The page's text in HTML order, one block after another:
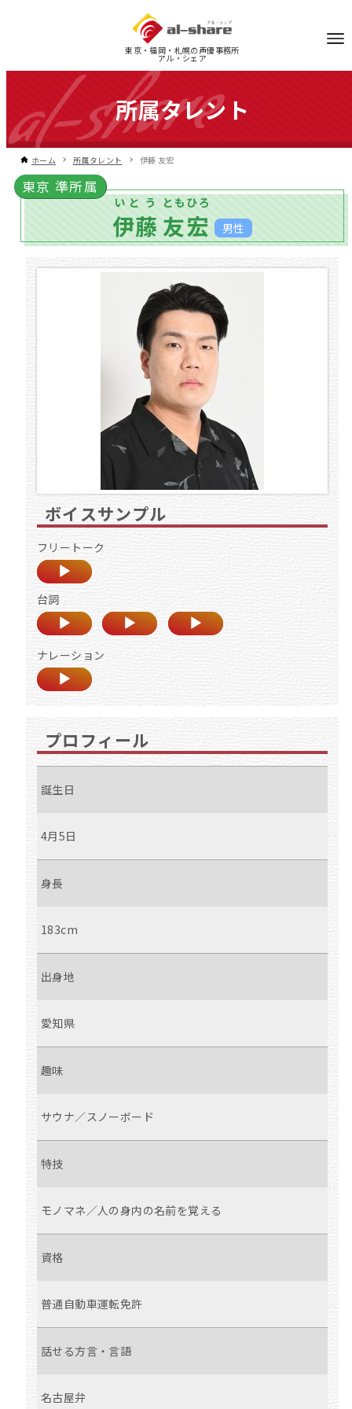
東京・福岡・札幌の声優事務所
アル・シェア
所属タレント
ホーム 所属タレント 伊藤 友宏
東京 準所属
伊藤
いとう
友宏
ともひろ
男性
ボイスサンプル
フリートーク
台詞
ナレーション
プロフィール
誕生日
4月5日
身長
183cm
出身地
愛知県
趣味
サウナ／スノーボード
特技
モノマネ／人の身内の名前を覚える
資格
普通自動車運転免許
話せる方言・言語
名古屋弁